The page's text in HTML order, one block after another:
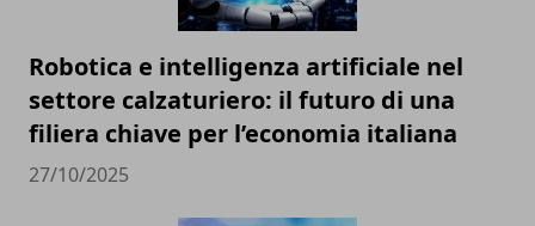
Robotica e intelligenza artificiale nel
settore calzaturiero: il futuro di una
filiera chiave per l’economia italiana
27/10/2025